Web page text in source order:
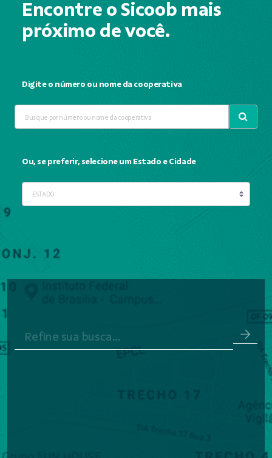
Encontre o Sicoob mais
próximo de você.
Digite o número ou nome da cooperativa
Ou, se preferir, selecione um Estado e Cidade